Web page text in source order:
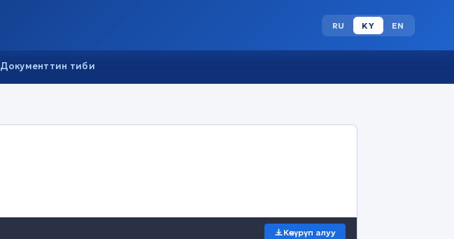
RU KY EN
Документтин тиби
Көчүрүп алуу